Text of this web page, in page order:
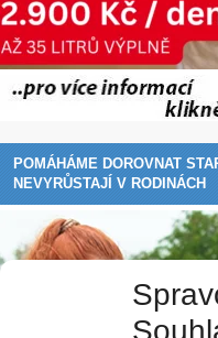
POMÁHÁME DOROVNAT
NEVYRŮSTAJÍ V RODINÁCH